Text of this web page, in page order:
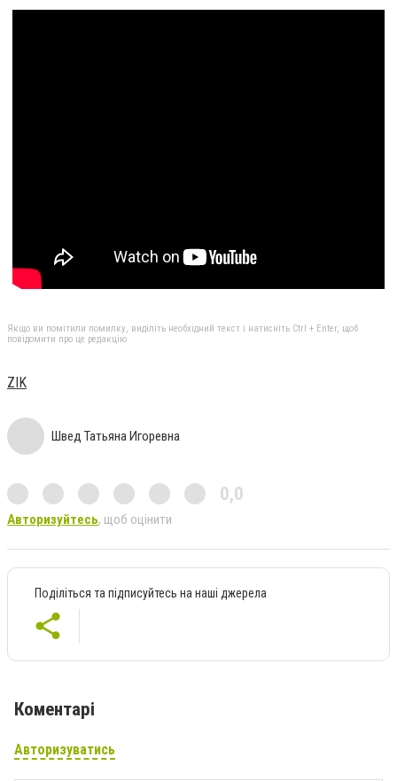
Якщо ви помітили помилку, виділіть необхідний текст і натисніть Ctrl + Enter, щоб
повідомити про це редакцію
ZIK
Швед Татьяна Игоревна
0,0
Авторизуйтесь, щоб оцінити
Поділіться та підписуйтесь на наші джерела
Коментарі
Авторизуватись